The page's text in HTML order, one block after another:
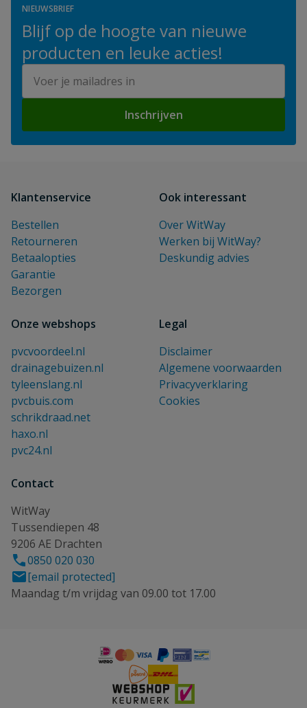
NIEUWSBRIEF
Blijf op de hoogte van nieuwe
producten en leuke acties!
Inschrijven
Klantenservice
Bestellen
Retourneren
Betaalopties
Garantie
Bezorgen
Ook interessant
Over WitWay
Werken bij WitWay?
Deskundig advies
Onze webshops
pvcvoordeel.nl
drainagebuizen.nl
tyleenslang.nl
pvcbuis.com
schrikdraad.net
haxo.nl
pvc24.nl
Legal
Disclaimer
Algemene voorwaarden
Privacyverklaring
Cookies
Contact
WitWay
Tussendiepen 48
9206 AE Drachten
0850 020 030
[email protected]
Maandag t/m vrijdag van 09.00 tot 17.00